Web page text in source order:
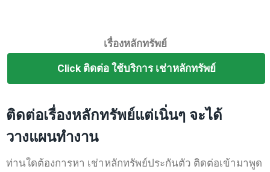
เรื่องหลักทรัพย์
Click ติดต่อ ใช้บริการ เช่าหลักทรัพย์
ติดต่อเรื่องหลักทรัพย์แต่เนิ่นๆ จะได้
วางแผนทำงาน
ท่านใดต้องการหา เช่าหลักทรัพย์ประกันตัว ติดต่อเข้ามาพูด